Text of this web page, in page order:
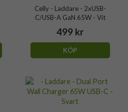
Celly - Laddare - 2xUSB-
C/USB-A GaN 65W - Vit
499 kr
KÖP